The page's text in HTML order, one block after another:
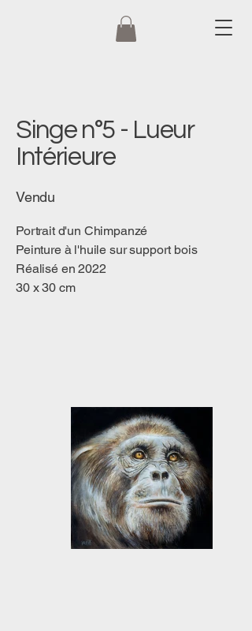
Singe n°5 - Lueur
Intérieure
Vendu
Portrait d'un Chimpanzé
Peinture à l'huile sur support bois
Réalisé en 2022
30 x 30 cm